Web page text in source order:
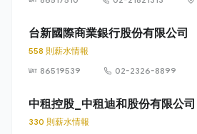
台新國際商業銀行股份有限公司
558 則薪水情報
86519539
02-2326-8899
中租控股_中租迪和股份有限公司
330 則薪水情報